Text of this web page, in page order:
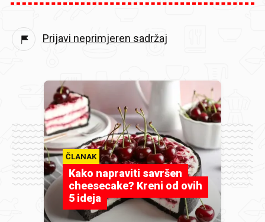
Prijavi neprimjeren sadržaj
ČLANAK
Kako napraviti savršen
cheesecake? Kreni od ovih
5 ideja